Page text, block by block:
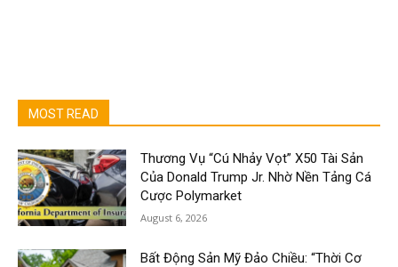
MOST READ
Thương Vụ “Cú Nhảy Vọt” X50 Tài Sản
Của Donald Trump Jr. Nhờ Nền Tảng Cá
Cược Polymarket
August 6, 2026
Bất Động Sản Mỹ Đảo Chiều: “Thời Cơ